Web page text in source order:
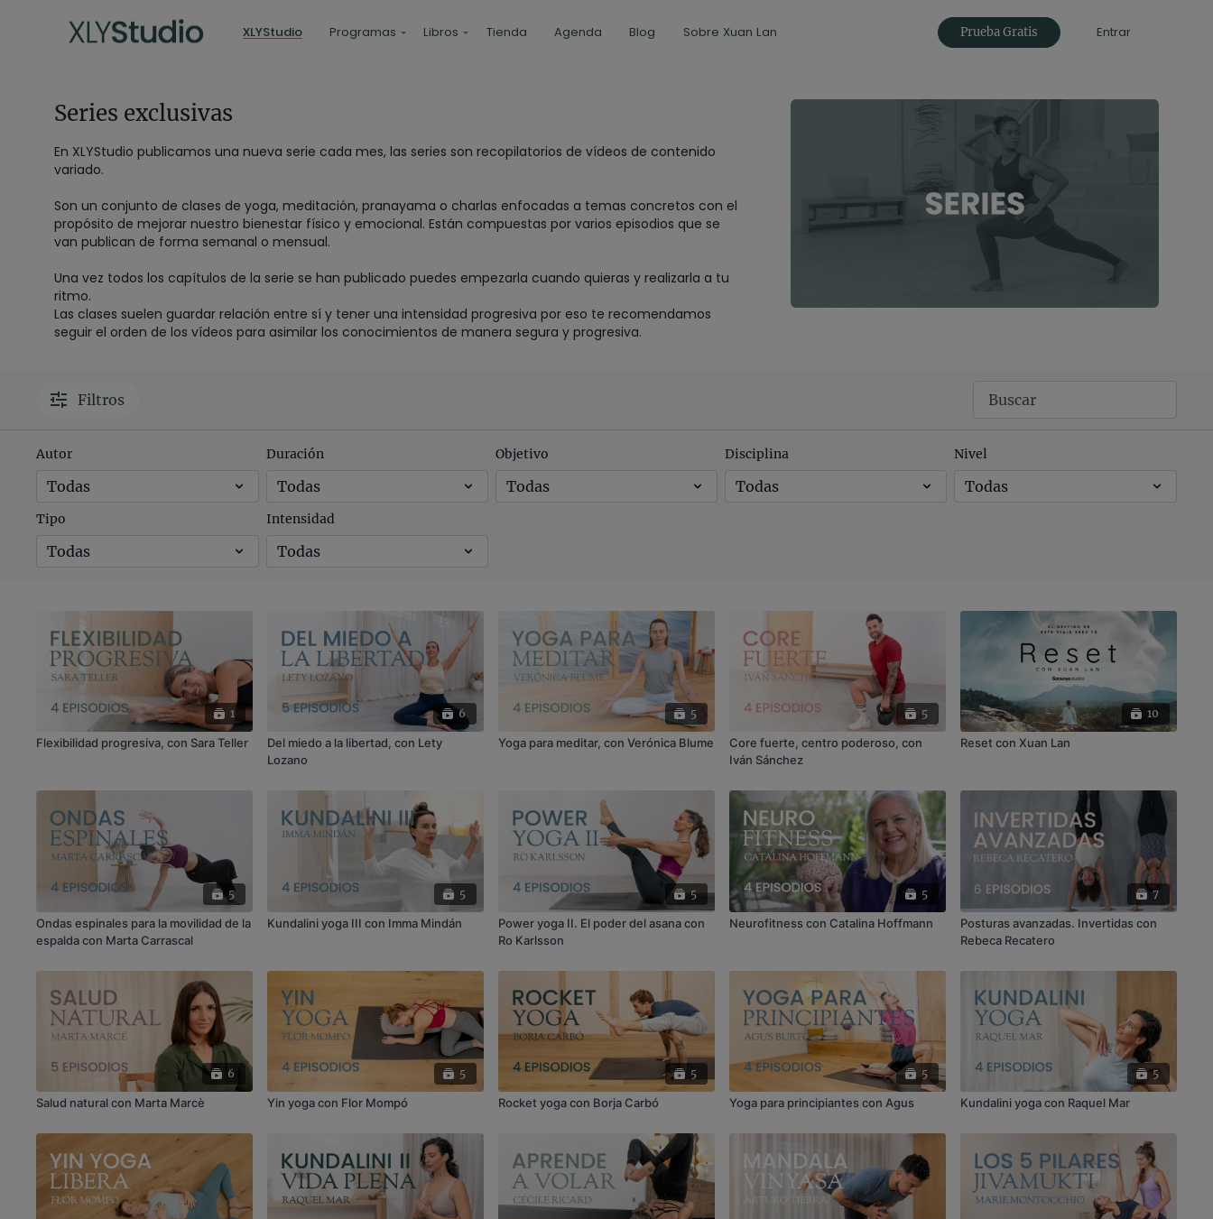
XLYStudio Programas Libros Tienda Agenda Blog Sobre Xuan Lan Prueba Gratis Entrar
Series exclusivas
En XLYStudio publicamos una nueva serie cada mes, las series son recopilatorios de vídeos de contenido
variado.
Son un conjunto de clases de yoga, meditación, pranayama o charlas enfocadas a temas concretos con el
propósito de mejorar nuestro bienestar físico y emocional. Están compuestas por varios episodios que se
van publican de forma semanal o mensual.
Una vez todos los capítulos de la serie se han publicado puedes empezarla cuando quieras y realizarla a tu
ritmo.
Las clases suelen guardar relación entre sí y tener una intensidad progresiva por eso te recomendamos
seguir el orden de los vídeos para asimilar los conocimientos de manera segura y progresiva.
Filtros
Autor Duración Objetivo Disciplina Nivel
Tipo Intensidad
1
Flexibilidad progresiva, con Sara Teller
6
Del miedo a la libertad, con Lety
Lozano
5
Yoga para meditar, con Verónica Blume
5
Core fuerte, centro poderoso, con
Iván Sánchez
10
Reset con Xuan Lan
5
Ondas espinales para la movilidad de la
espalda con Marta Carrascal
5
Kundalini yoga III con Imma Mindán
5
Power yoga II. El poder del asana con
Ro Karlsson
5
Neurofitness con Catalina Hoffmann
7
Posturas avanzadas. Invertidas con
Rebeca Recatero
6
Salud natural con Marta Marcè
5
Yin yoga con Flor Mompó
5
Rocket yoga con Borja Carbó
5
Yoga para principiantes con Agus
5
Kundalini yoga con Raquel Mar